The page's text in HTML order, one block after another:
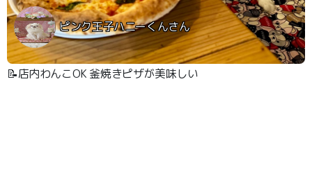
ピンク王子ハニーくんさん
📝店内わんこOK 釜焼きピザが美味しい